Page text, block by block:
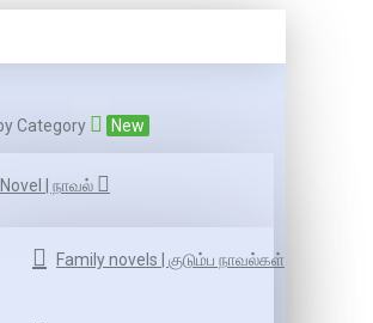
Category New
Novel | நாவல்
Family novels | குடும்ப நாவல்கள்